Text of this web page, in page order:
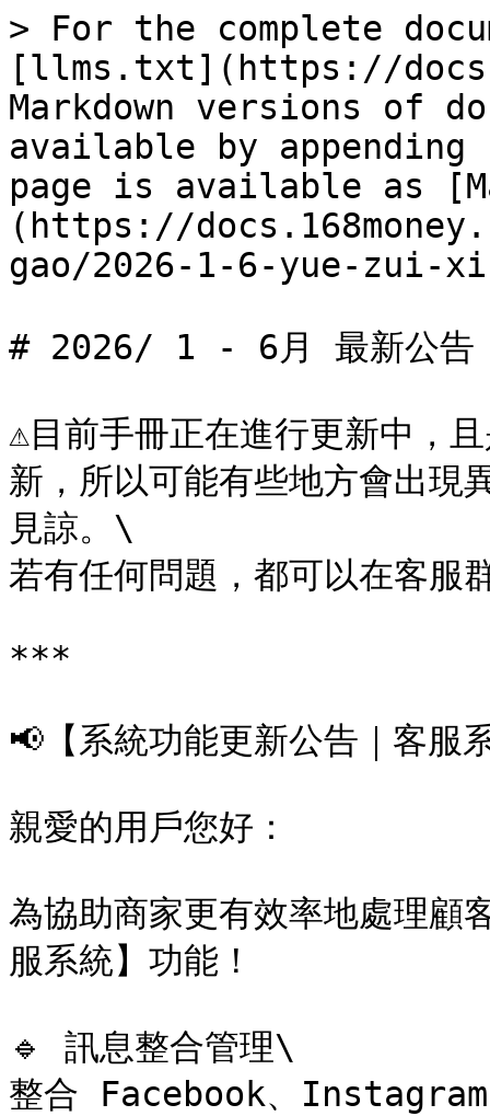
> For the complete
[llms.txt](https://
Markdown versions of
available by
page is available as
(https://
gao/2026-1-6-yue-zui-
# 2026/ 1 - 6月 最新公告
⚠️目前手冊正在進行更新中，
新，所以可能有些地方會出現
見諒。\
若有任何問題，都可以在客服
***
📢【系統功能更新公告｜客
親愛的用戶您好：
為協助商家更有效率地處理顧
服系統】功能！
🔹 訊息整合管理\
整合 Facebook、Instagram